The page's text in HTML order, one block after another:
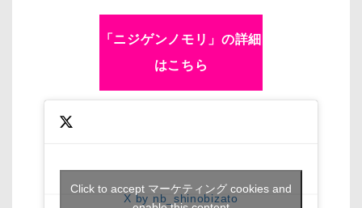
「ニジゲンノモリ」の詳細
はこちら
X by nb_shinobizato
Click to accept マーケティング cookies and